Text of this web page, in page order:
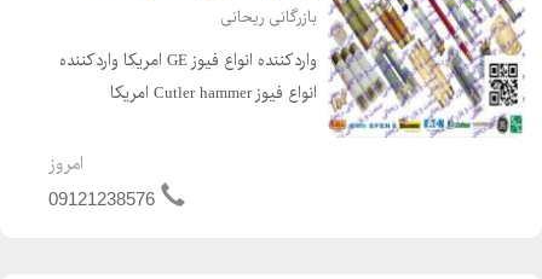
بازرگانی ریحانی
واردکننده انواع فیوز GE امریکا واردکننده
انواع فیوز Cutler hammer امریکا
امروز
09121238576